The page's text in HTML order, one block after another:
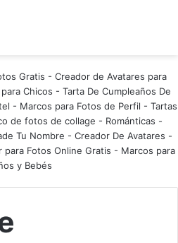
Gratis - Creador de Avatares para
Chicos - Tarta De Cumpleaños De
- Marcos para Fotos de Perfil - Tartas
de fotos de collage - Románticas -
Tu Nombre - Creador De Avatares -
para Fotos Online Gratis - Marcos para
y Bebés